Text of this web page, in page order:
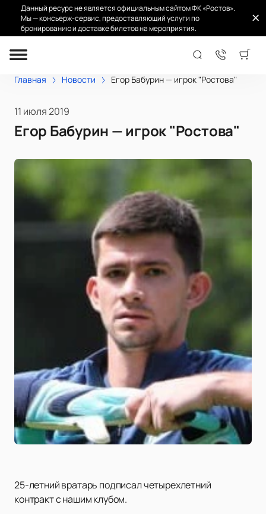
Данный ресурс не является официальным сайтом ФК «Ростов».
Мы — консьерж-сервис, предоставляющий услуги по
бронированию и доставке билетов на мероприятия.
Главная Новости Егор Бабурин — игрок "Ростова"
11 июля 2019
Егор Бабурин — игрок "Ростова"
25-летний вратарь подписал четырехлетний
контракт с нашим клубом.